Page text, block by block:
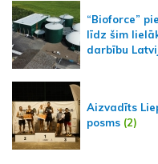
“Bioforce”
līdz šim
darbību
Aizvadīts
posms (2)